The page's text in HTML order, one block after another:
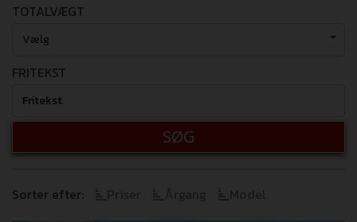
TOTALVÆGT
Vælg
FRITEKST
SØG
Sorter efter: